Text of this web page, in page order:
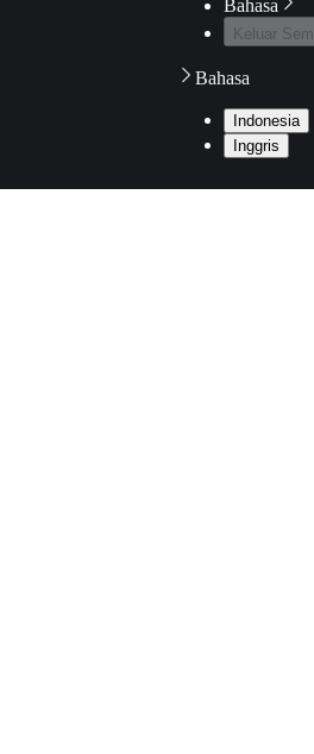
Bahasa
Keluar
Bahasa
Indonesia
Inggris